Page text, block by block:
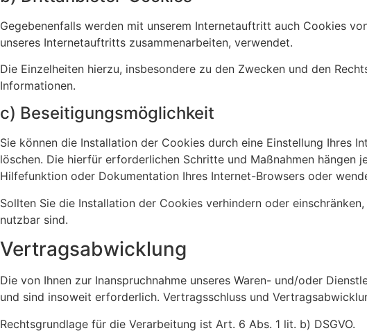
Gegebenenfalls werden mit unserem Internetauftritt auch Cookies
unseres Internetauftritts zusammenarbeiten, verwendet.
Die Einzelheiten hierzu, insbesondere zu den Zwecken und den
Informationen.
c) Beseitigungsmöglichkeit
Sie können die Installation der Cookies durch eine Einstellung Ihres
löschen. Die hierfür erforderlichen Schritte und Maßnahmen
Hilfefunktion oder Dokumentation Ihres Internet-Browsers oder
Sollten Sie die Installation der Cookies verhindern oder
nutzbar sind.
Vertragsabwicklung
Die von Ihnen zur Inanspruchnahme unseres Waren- und/oder
und sind insoweit erforderlich. Vertragsschluss und
Rechtsgrundlage für die Verarbeitung ist Art. 6 Abs. 1 lit. b) DSGVO.